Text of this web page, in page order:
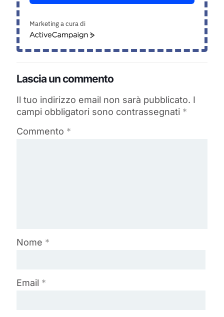
Marketing a cura di
ActiveCampaign
Lascia un commento
Il tuo indirizzo email non sarà pubblicato. I
campi obbligatori sono contrassegnati *
Commento *
Nome *
Email *